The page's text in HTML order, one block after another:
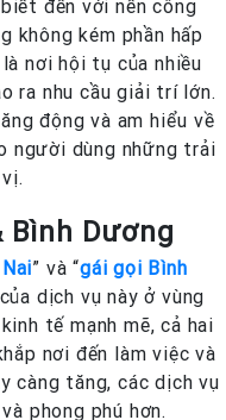
đến với nền công
không kém phần hấp
là nơi hội tụ của nhiều
ra nhu cầu giải trí lớn.
động và am hiểu về
người dùng những trải
Bình Dương
” và “gái gọi Bình
dịch vụ này ở vùng
tế mạnh mẽ, cả hai
nơi đến làm việc và
càng tăng, các dịch vụ
phong phú hơn.